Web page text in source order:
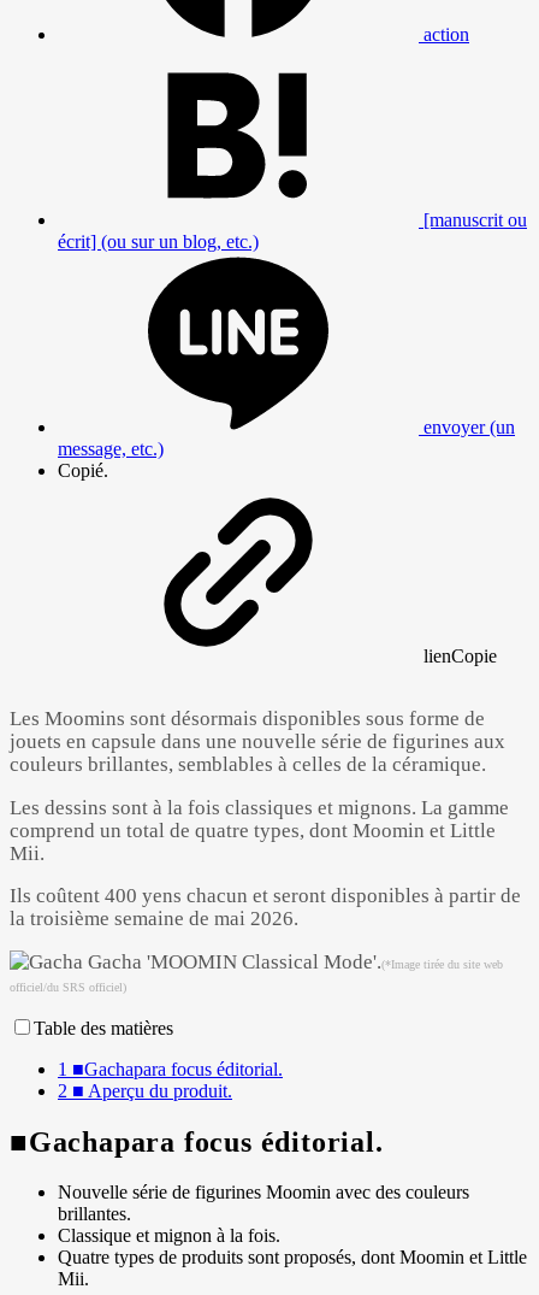
action
[manuscrit ou
écrit] (ou sur un blog, etc.)
envoyer (un
message, etc.)
Copié.
lienCopie
Les Moomins sont désormais disponibles sous forme de
jouets en capsule dans une nouvelle série de figurines aux
couleurs brillantes, semblables à celles de la céramique.
Les dessins sont à la fois classiques et mignons. La gamme
comprend un total de quatre types, dont Moomin et Little
Mii.
Ils coûtent 400 yens chacun et seront disponibles à partir de
la troisième semaine de mai 2026.
(*Image tirée du site web
officiel/du SRS officiel)
Table des matières
1 ■Gachapara focus éditorial.
2 ■ Aperçu du produit.
■Gachapara focus éditorial.
Nouvelle série de figurines Moomin avec des couleurs
brillantes.
Classique et mignon à la fois.
Quatre types de produits sont proposés, dont Moomin et Little
Mii.